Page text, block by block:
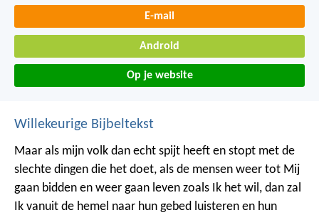
E-mail
Android
Op je website
Willekeurige Bijbeltekst
Maar als mijn volk dan echt spijt heeft en stopt met de
slechte dingen die het doet, als de mensen weer tot Mij
gaan bidden en weer gaan leven zoals Ik het wil, dan zal
Ik vanuit de hemel naar hun gebed luisteren en hun